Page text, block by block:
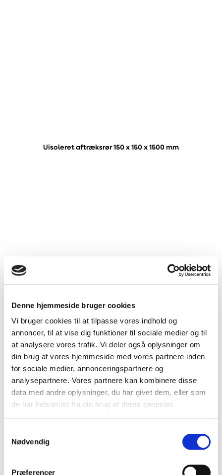
Denne hjemmeside bruger cookies
Vi bruger cookies til at tilpasse vores indhold og
annoncer, til at vise dig funktioner til sociale medier og til
at analysere vores trafik. Vi deler også oplysninger om
din brug af vores hjemmeside med vores partnere inden
for sociale medier, annonceringspartnere og
analysepartnere. Vores partnere kan kombinere disse
data med andre oplysninger, du har givet dem, eller som
de har indsamlet fra din brug af deres tjenester.
Nødvendig
Præferencer
Uisoleret aftræksrør 150 x 150 x 1500 mm